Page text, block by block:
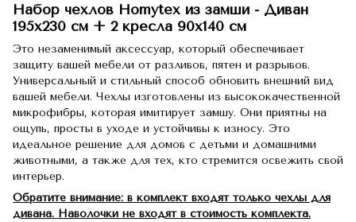
Набор чехлов Homytex из замши - Диван
195х230 см + 2 кресла 90х140 см
Это незаменимый аксессуар, который обеспечивает
защиту вашей мебели от разливов, пятен и разрывов.
Универсальный и стильный способ обновить внешний вид
вашей мебели. Чехлы изготовлены из высококачественной
микрофибры, которая имитирует замшу. Они приятны на
ощупь, просты в уходе и устойчивы к износу. Это
идеальное решение для домов с детьми и домашними
животными, а также для тех, кто стремится освежить свой
интерьер.
Обратите внимание: в комплект входят только чехлы для
дивана. Наволочки не входят в стоимость комплекта.